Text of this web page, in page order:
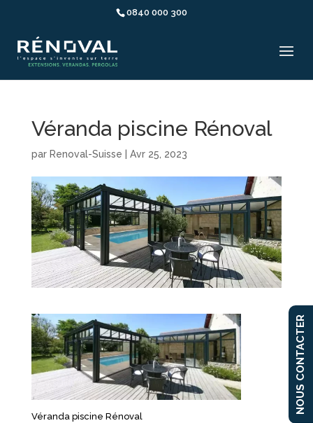
0840 000 300
Véranda piscine Rénoval
par Renoval-Suisse Avr 25, 2023
Véranda piscine Rénoval
NOUS CONTACTER